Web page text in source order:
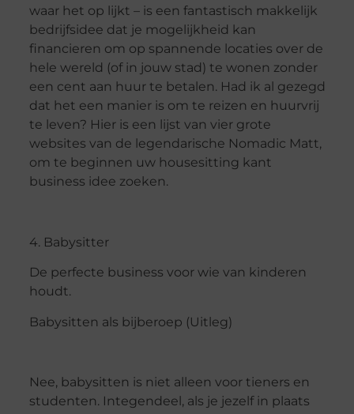
waar het op lijkt – is een fantastisch makkelijk
bedrijfsidee dat je mogelijkheid kan
financieren om op spannende locaties over de
hele wereld (of in jouw stad) te wonen zonder
een cent aan huur te betalen. Had ik al gezegd
dat het een manier is om te reizen en huurvrij
te leven? Hier is een lijst van vier grote
websites van de legendarische Nomadic Matt,
om te beginnen uw housesitting kant
business idee zoeken.
4. Babysitter
De perfecte business voor wie van kinderen
houdt.
Babysitten als bijberoep (Uitleg)
Nee, babysitten is niet alleen voor tieners en
studenten. Integendeel, als je jezelf in plaats